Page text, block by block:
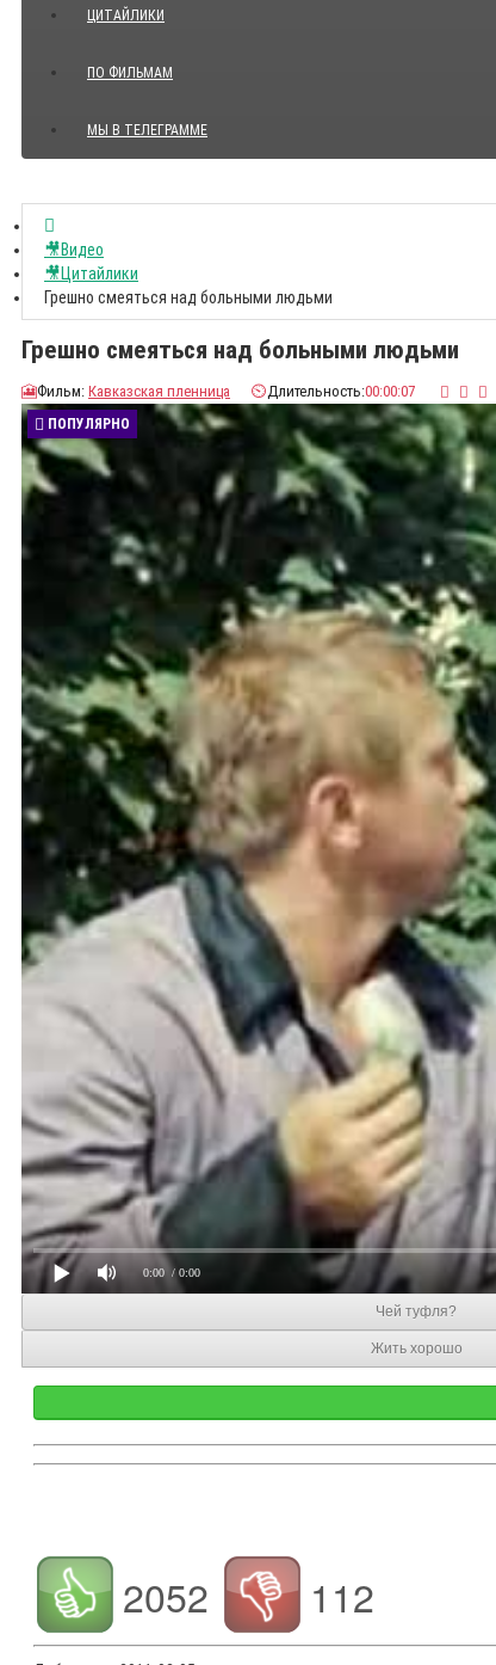
Показать все Цитаты с видео
ЦИТАЙЛИКИ
ПО ФИЛЬМАМ
МЫ В ТЕЛЕГРАММЕ
🎥Видео
🎥Цитайлики
Грешно смеяться над больными людьми
Грешно смеяться над больными людьми
🎦Фильм: Кавказская пленница ⏲️Длительность:00:00:07
ПОПУЛЯРНО
0:00 / 0:00
Чей туфля?
Жить хорошо
2052 112